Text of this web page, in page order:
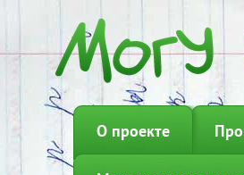
О проекте